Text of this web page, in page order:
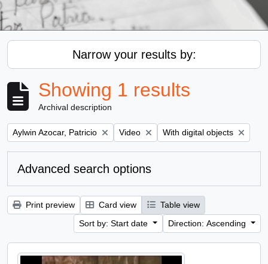
Narrow your results by:
Showing 1 results
Archival description
Remove filter:
Aylwin Azocar, Patricio Remove filter:
Video Remove filter:
With digital objects
Advanced search options
Print preview Card view
Table view
Sort by: Start date
Direction: Ascending